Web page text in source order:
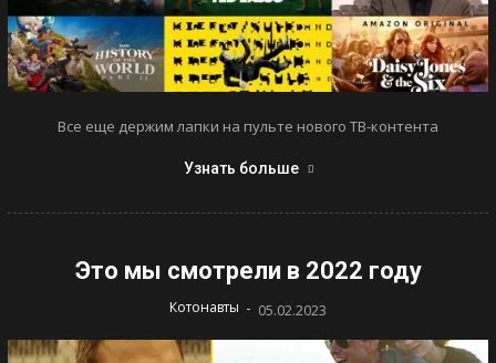
Все еще держим лапки на пульте нового ТВ-контента
Узнать больше
Это мы смотрели в 2022 году
Котонавты - 05.02.2023